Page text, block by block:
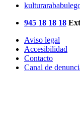
945 18 18 18
Aviso legal
Accesibilidad
Contacto
Canal de